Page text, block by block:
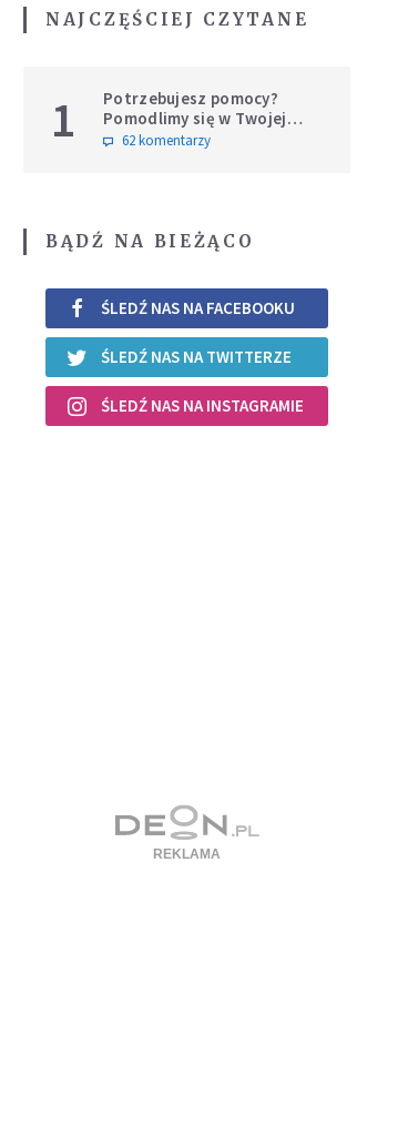
NAJCZĘŚCIEJ CZYTANE
1
Potrzebujesz pomocy?
Pomodlimy się w Twojej
intencji
62 komentarzy
BĄDŹ NA BIEŻĄCO
ŚLEDŹ NAS NA FACEBOOKU
ŚLEDŹ NAS NA TWITTERZE
ŚLEDŹ NAS NA INSTAGRAMIE